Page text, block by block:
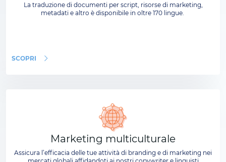
La traduzione di documenti per script, risorse di marketing,
metadati e altro è disponibile in oltre 170 lingue.
SCOPRI
Marketing multiculturale
Assicura l’efficacia delle tue attività di branding e di marketing nei